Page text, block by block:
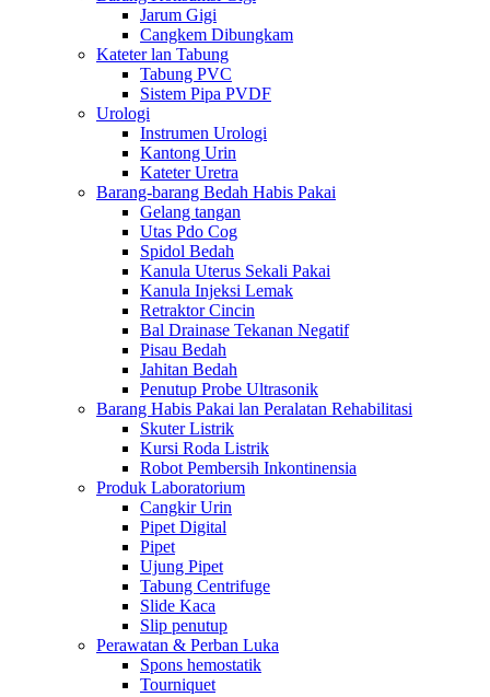
Jarum Gigi
Cangkem Dibungkam
Kateter lan Tabung
Tabung PVC
Sistem Pipa PVDF
Urologi
Instrumen Urologi
Kantong Urin
Kateter Uretra
Barang-barang Bedah Habis Pakai
Gelang tangan
Utas Pdo Cog
Spidol Bedah
Kanula Uterus Sekali Pakai
Kanula Injeksi Lemak
Retraktor Cincin
Bal Drainase Tekanan Negatif
Pisau Bedah
Jahitan Bedah
Penutup Probe Ultrasonik
Barang Habis Pakai lan Peralatan Rehabilitasi
Skuter Listrik
Kursi Roda Listrik
Robot Pembersih Inkontinensia
Produk Laboratorium
Cangkir Urin
Pipet Digital
Pipet
Ujung Pipet
Tabung Centrifuge
Slide Kaca
Slip penutup
Perawatan & Perban Luka
Spons hemostatik
Tourniquet